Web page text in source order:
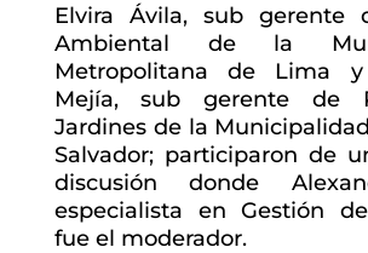
Elvira Ávila, sub gerente
Ambiental de la
Metropolitana de Lima y
Mejía, sub gerente de
Jardines de la
Salvador; participaron de
discusión donde
especialista en Gestión
fue el moderador.